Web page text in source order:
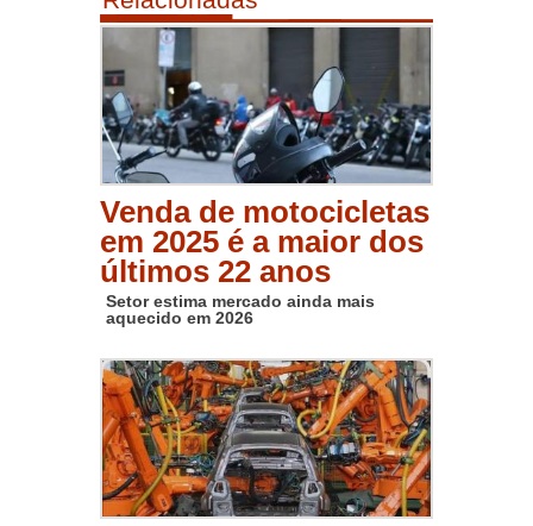
Venda de motocicletas
em 2025 é a maior dos
últimos 22 anos
Setor estima mercado ainda mais
aquecido em 2026